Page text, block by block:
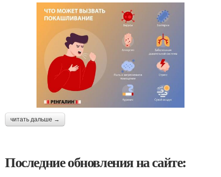
читать дальше →
Последние обновления на сайте: